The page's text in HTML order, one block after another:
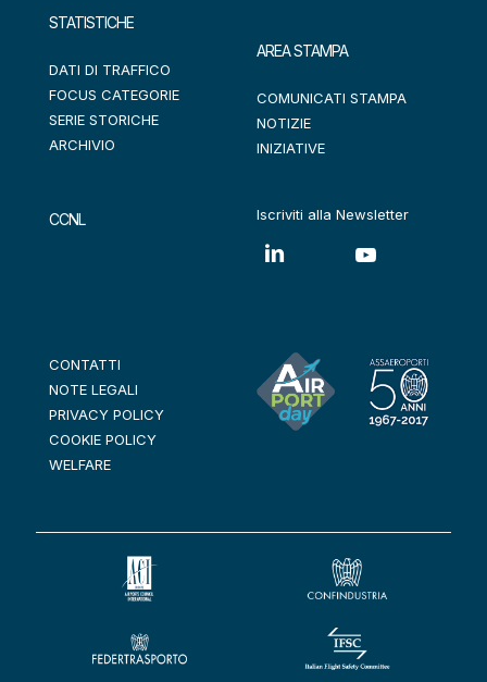
STATISTICHE
DATI DI TRAFFICO
FOCUS CATEGORIE
SERIE STORICHE
ARCHIVIO
CCNL
AREA STAMPA
COMUNICATI STAMPA
NOTIZIE
INIZIATIVE
Iscriviti alla Newsletter
CONTATTI
NOTE LEGALI
PRIVACY POLICY
COOKIE POLICY
WELFARE